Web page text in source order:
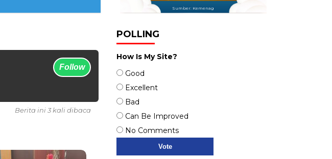
Follow
Berita ini 3 kali dibaca
Sumber: Kemenag
POLLING
How Is My Site?
Good
Excellent
Bad
Can Be Improved
No Comments